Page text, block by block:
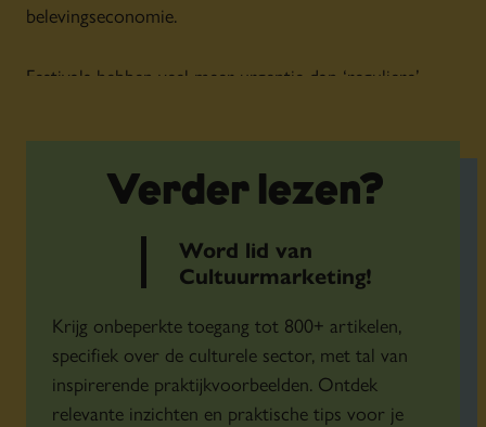
belevingseconomie.
Festivals hebben veel meer urgentie dan ‘reguliere’
toegankelijk zijn. Daarnaast sluit de festivaltrend aan bij
onze tijdsgeest, die wordt gekenmerkt door een
zoektocht naar een collectieve ervaring.
Verder lezen?
Word lid van
Cultuurmarketing!
Krijg onbeperkte toegang tot 800+ artikelen,
specifiek over de culturele sector, met tal van
inspirerende praktijkvoorbeelden. Ontdek
relevante inzichten en praktische tips voor je